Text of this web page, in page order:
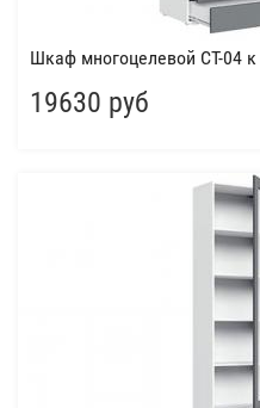
Шкаф многоцелевой СТ-04
19630 руб